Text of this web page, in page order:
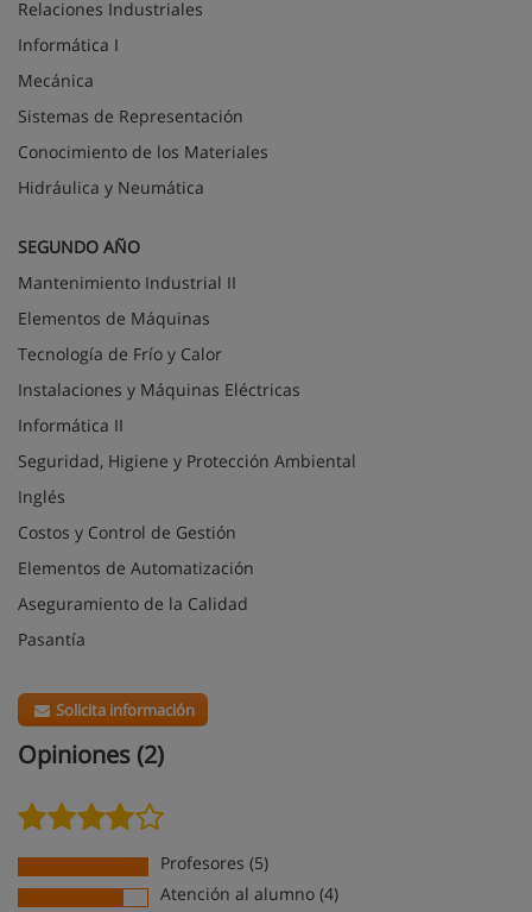
Relaciones Industriales
Informática I
Mecánica
Sistemas de Representación
Conocimiento de los Materiales
Hidráulica y Neumática
SEGUNDO AÑO
Mantenimiento Industrial II
Elementos de Máquinas
Tecnología de Frío y Calor
Instalaciones y Máquinas Eléctricas
Informática II
Seguridad, Higiene y Protección Ambiental
Inglés
Costos y Control de Gestión
Elementos de Automatización
Aseguramiento de la Calidad
Pasantía
Solicita información
Opiniones (2)
Profesores (5)
Atención al alumno (4)